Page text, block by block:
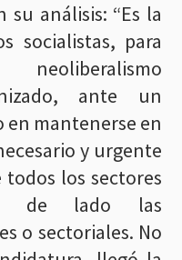
su análisis: “Es la
socialistas, para
ante un
en mantenerse en
y urgente
los sectores
de lado las
o sectoriales. No